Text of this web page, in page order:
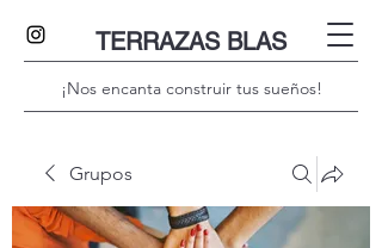
TERRAZAS BLAS
¡Nos encanta construir tus sueños!
Grupos